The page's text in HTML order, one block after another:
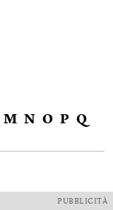
M N O P Q
PUBBLICITÀ